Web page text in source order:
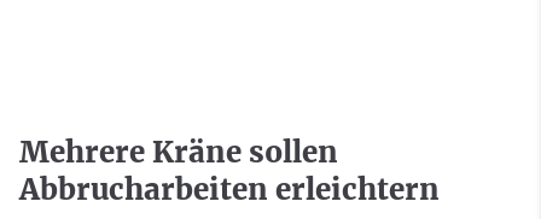
Mehrere Kräne sollen
Abbrucharbeiten erleichtern